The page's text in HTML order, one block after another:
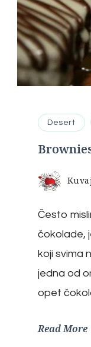
Desert
Često
čokolade,
koji svima
jedna od
opet
Read More